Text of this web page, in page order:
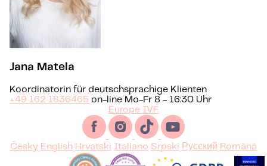
Jana Matela
Koordinatorin für deutschsprachige Klienten
+49 162 1836465 on-line Mo-Fr 8 - 16:30 Uhr
Europe IVF
Česky English Hrvatski Italiano Srpski Русский Română